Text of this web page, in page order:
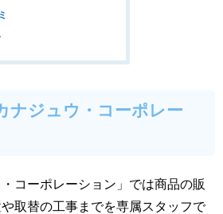
ナジュウ・コーポレー
・コーポレーション」では商品の販
取替の工事までを専属スタッフで